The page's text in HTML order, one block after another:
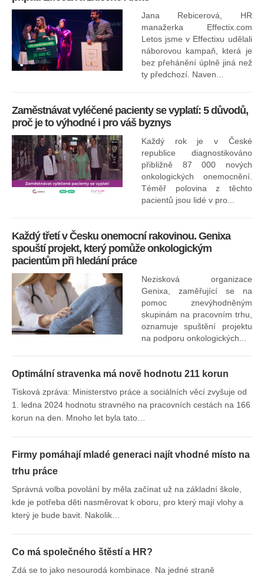
Jana Rebicerová, HR
manažerka Effectix.com
Letos jsme v Effectixu udělali
náborovou kampaň, která je
bez přehánění úplně jiná než
ty předchozí. Naven...
Zaměstnávat vyléčené pacienty se vyplatí: 5 důvodů,
proč je to výhodné i pro váš byznys
Každý rok je v České
republice diagnostikováno
přibližně 87 000 nových
onkologických onemocnění.
Téměř polovina z těchto
pacientů jsou lidé v pro...
Každý třetí v Česku onemocní rakovinou. Genixa
spouští projekt, který pomůže onkologickým
pacientům při hledání práce
Nezisková organizace
Genixa, zaměřující se na
pomoc znevýhodněným
skupinám na pracovním trhu,
oznamuje spuštění projektu
na podporu onkologických...
Optimální stravenka má nově hodnotu 211 korun
Tisková zpráva: Ministerstvo práce a sociálních věcí zvyšuje od
1. ledna 2024 hodnotu stravného na pracovních cestách na 166
korun na den. Mnoho let byla tato…
Firmy pomáhají mladé generaci najít vhodné místo na
trhu práce
Správná volba povolání by měla začínat už na základní škole,
kde je potřeba děti nasměrovat k oboru, pro který mají vlohy a
který je bude bavit. Nakolik…
Co má společného štěstí a HR?
Zdá se to jako nesourodá kombinace. Na jedné straně